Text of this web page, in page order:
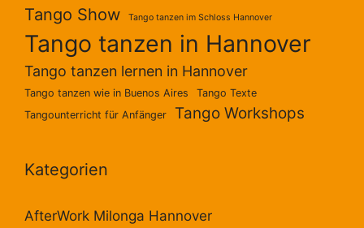
Tango Show Tango tanzen im Schloss Hannover
Tango tanzen in Hannover
Tango tanzen lernen in Hannover
Tango tanzen wie in Buenos Aires
Tango Texte
Tangounterricht für Anfänger
Tango Workshops
Kategorien
AfterWork Milonga Hannover